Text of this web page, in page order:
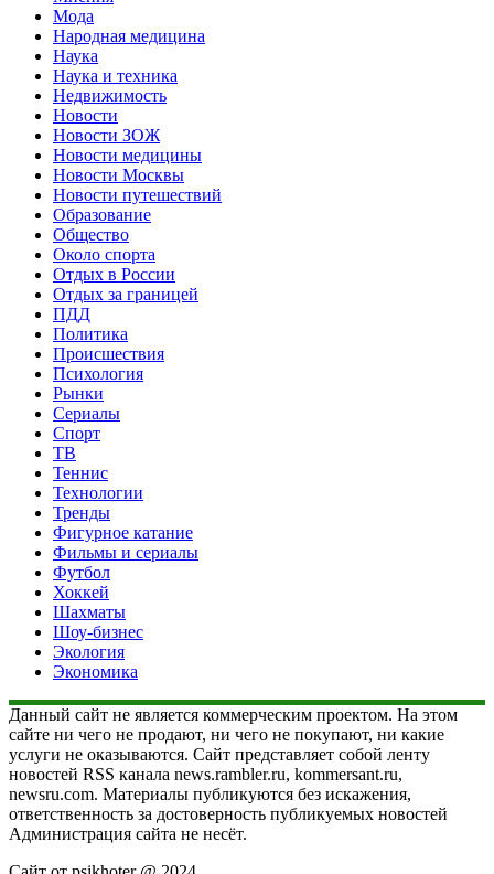
Мода
Народная медицина
Наука
Наука и техника
Недвижимость
Новости
Новости ЗОЖ
Новости медицины
Новости Москвы
Новости путешествий
Образование
Общество
Около спорта
Отдых в России
Отдых за границей
ПДД
Политика
Происшествия
Психология
Рынки
Сериалы
Спорт
ТВ
Теннис
Технологии
Тренды
Фигурное катание
Фильмы и сериалы
Футбол
Хоккей
Шахматы
Шоу-бизнес
Экология
Экономика
Данный сайт не является коммерческим проектом. На этом
сайте ни чего не продают, ни чего не покупают, ни какие
услуги не оказываются. Сайт представляет собой ленту
новостей RSS канала news.rambler.ru, kommersant.ru,
newsru.com. Материалы публикуются без искажения,
ответственность за достоверность публикуемых новостей
Администрация сайта не несёт.